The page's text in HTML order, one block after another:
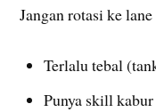
Jangan rotasi ke
Terlalu tebal
Punya skill